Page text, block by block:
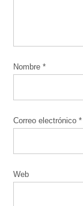
Nombre*
Correo electrónico*
Web